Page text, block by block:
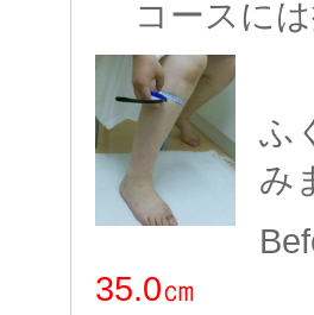
コースに
ふ
み
35.0㎝